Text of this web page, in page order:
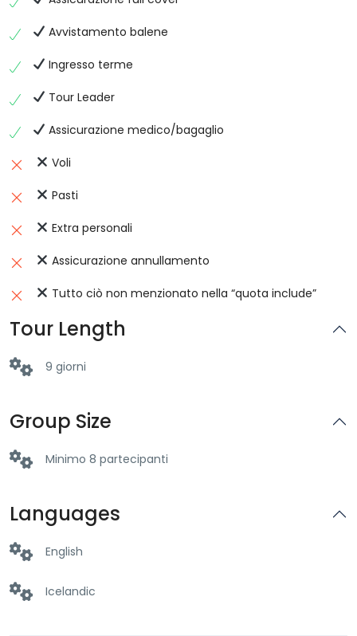
Avvistamento balene
Ingresso terme
Tour Leader
Assicurazione medico/bagaglio
Voli
Pasti
Extra personali
Assicurazione annullamento
Tutto ciò non menzionato nella “quota include”
Tour Length
9 giorni
Group Size
Minimo 8 partecipanti
Languages
English
Icelandic